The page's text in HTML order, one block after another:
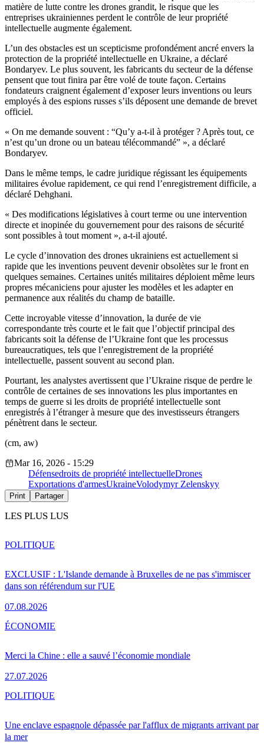
matière de lutte contre les drones grandit, le risque que les
entreprises ukrainiennes perdent le contrôle de leur propriété
intellectuelle augmente également.
L’un des obstacles est un scepticisme profondément ancré envers la
protection de la propriété intellectuelle en Ukraine, a déclaré
Bondaryev. Le plus souvent, les fabricants du secteur de la défense
pensent que tout finira par être volé de toute façon. Certains
fondateurs craignent également d’exposer leurs inventions ou leurs
employés à des espions russes s’ils déposent une demande de brevet
officiel.
« On me demande souvent : “Qu’y a-t-il à protéger ? Après tout, ce
n’est qu’un drone ou un bateau télécommandé” », a déclaré
Bondaryev.
Dans le même temps, le cadre juridique régissant les équipements
militaires évolue rapidement, ce qui rend l’enregistrement difficile, a
déclaré Dehghani.
« Des modifications législatives à court terme ou une intervention
directe et inopinée du gouvernement pour des raisons de sécurité
sont possibles à tout moment », a-t-il ajouté.
Le cycle d’innovation des drones ukrainiens est actuellement si
rapide que les inventions peuvent devenir obsolètes sur le front en
quelques semaines. Certaines unités militaires déploient même leurs
propres mécaniciens pour ajuster les modèles et les adapter en
permanence aux réalités du champ de bataille.
Cette incroyable vitesse d’innovation, la durée de vie
correspondante très courte et le fait que l’objectif principal des
fabricants soit la défense de l’Ukraine font que les processus
bureaucratiques, tels que l’enregistrement de la propriété
intellectuelle, passent souvent au second plan.
Pourtant, les analystes avertissent que l’Ukraine risque de perdre le
contrôle de certaines de ses innovations les plus importantes en
temps de guerre si les droits de propriété intellectuelle sont
enregistrés à l’étranger à mesure que des investisseurs étrangers
pénètrent dans le secteur.
(cm, aw)
Mar 16, 2026 - 15:29
Défensedroits de propriété intellectuelleDrones
Exportations d'armesUkraineVolodymyr Zelenskyy
Print Partager
LES PLUS LUS
EXCLUSIF : L'Islande demande à Bruxelles de ne pas s'immiscer
dans son référendum sur l'UE
07.08.2026
POLITIQUE
Merci la Chine : elle a sauvé l’économie mondiale
27.07.2026
ÉCONOMIE
Une enclave espagnole dépassée par l'afflux de migrants arrivant par
la mer
POLITIQUE